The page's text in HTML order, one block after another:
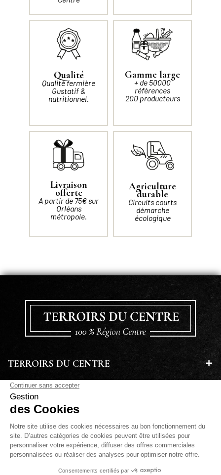
Qualité
Qualité fermière
Gustatif &
nutritionnel.
Gamme large
+ de 50000
références
200 producteurs
Livraison
offerte
A partir de 75€ sur
Orléans
métropole.
Agriculture
durable
Circuits courts
démarche
écologique
TERROIRS DU CENTRE
EN SAVOIR PLUS
A PROPOS
LETTRE D'INFORMATIONS
PAIEMENT SÉCURISÉ